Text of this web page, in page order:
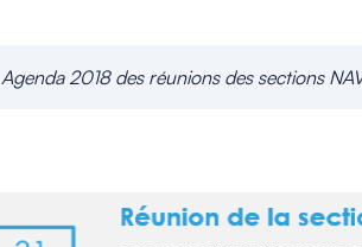
Agenda 2018 des réunions des sections